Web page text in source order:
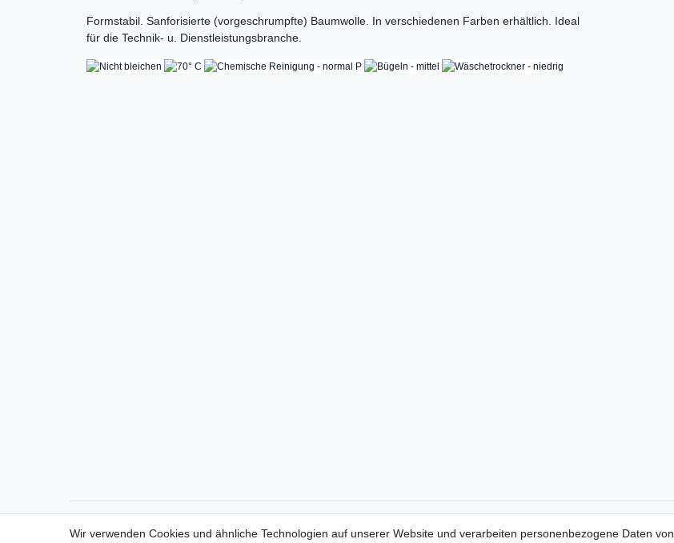
Formstabil. Sanforisierte (vorgeschrumpfte) Baumwolle. In verschiedenen Farben erhältlich. Ideal
für die Technik- u. Dienstleistungsbranche.
Wir verwenden Cookies und ähnliche Technologien auf unserer Website und verarbeiten personenbezogene Daten von